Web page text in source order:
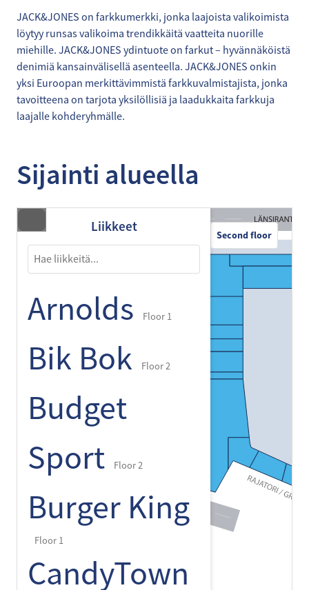
JACK&JONES on farkkumerkki, jonka laajoista valikoimista
löytyy runsas valikoima trendikkäitä vaatteita nuorille
miehille. JACK&JONES ydintuote on farkut – hyvännäköistä
denimiä kansainvälisellä asenteella. JACK&JONES onkin
yksi Euroopan merkittävimmistä farkkuvalmistajista, jonka
tavoitteena on tarjota yksilöllisiä ja laadukkaita farkkuja
laajalle kohderyhmälle.
Sijainti alueella
Liikkeet
Arnolds Floor 1
Bik Bok Floor 2
Budget
Sport
Floor 2
Burger King
Floor 1
CandyTown
Second floor